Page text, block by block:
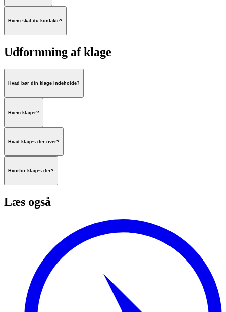
Hvem skal du kontakte?
Udformning af klage
Hvad bør din klage indeholde?
Hvem klager?
Hvad klages der over?
Hvorfor klages der?
Læs også